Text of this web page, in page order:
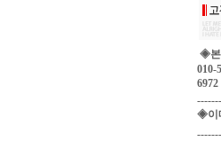
◈본
010-
6972
◈이